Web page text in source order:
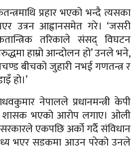
प्रहार भएको भन्दै त्यसका
उत्रन आह्वानसमेत गरे। ‘जसरी
तरिकाले संसद् विघटन
हाम्रो आन्दोलन हो’ उनले भने,
बीचको जुहारी नभई गणतन्त्र र
हो।’
नेपालले प्रधानमन्त्री केपी
शासक भएको आरोप लगाए। ओली
एकपछि अर्को गर्दै संविधान
भएर सडकमा आउन परेको उनले